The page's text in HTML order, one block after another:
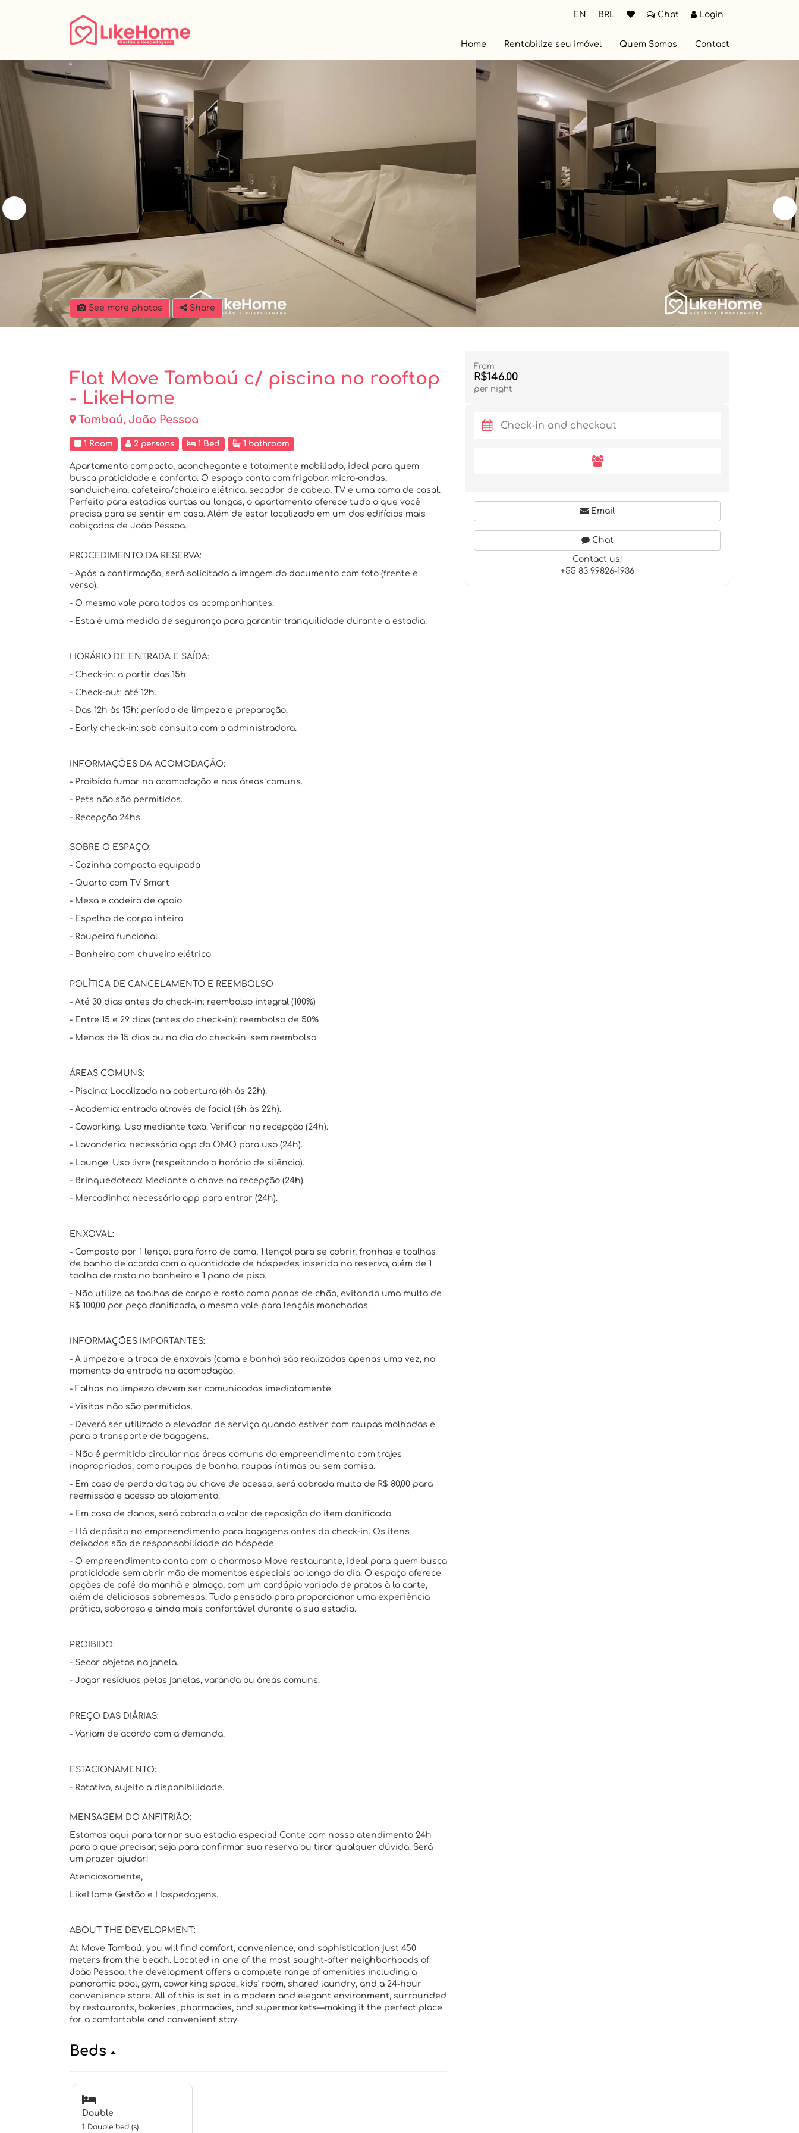
EN BRL Chat Login
Home Rentabilize seu imóvel Quem Somos Contact
See more photos Share
Flat Move Tambaú c/ piscina no rooftop
- LikeHome
Tambaú, João Pessoa
1 Room 2 persons 1 Bed 1 bathroom
Apartamento compacto, aconchegante e totalmente mobiliado, ideal para quem
busca praticidade e conforto. O espaço conta com frigobar, micro-ondas,
sanduicheira, cafeteira/chaleira elétrica, secador de cabelo, TV e uma cama de casal.
Perfeito para estadias curtas ou longas, o apartamento oferece tudo o que você
precisa para se sentir em casa. Além de estar localizado em um dos edifícios mais
cobiçados de João Pessoa.
PROCEDIMENTO DA RESERVA:
- Após a confirmação, será solicitada a imagem do documento com foto (frente e
verso).
- O mesmo vale para todos os acompanhantes.
- Esta é uma medida de segurança para garantir tranquilidade durante a estadia.
HORÁRIO DE ENTRADA E SAÍDA:
- Check-in: a partir das 15h.
- Check-out: até 12h.
- Das 12h às 15h: período de limpeza e preparação.
- Early check-in: sob consulta com a administradora.
INFORMAÇÕES DA ACOMODAÇÃO:
- Proibído fumar na acomodação e nas áreas comuns.
- Pets não são permitidos.
- Recepção 24hs.
SOBRE O ESPAÇO:
- Cozinha compacta equipada
- Quarto com TV Smart
- Mesa e cadeira de apoio
- Espelho de corpo inteiro
- Roupeiro funcional
- Banheiro com chuveiro elétrico
POLÍTICA DE CANCELAMENTO E REEMBOLSO
- Até 30 dias antes do check-in: reembolso integral (100%)
- Entre 15 e 29 dias (antes do check-in): reembolso de 50%
- Menos de 15 dias ou no dia do check-in: sem reembolso
ÁREAS COMUNS:
- Piscina: Localizada na cobertura (6h às 22h).
- Academia: entrada através de facial (6h às 22h).
- Coworking: Uso mediante taxa. Verificar na recepção (24h).
- Lavanderia: necessário app da OMO para uso (24h).
- Lounge: Uso livre (respeitando o horário de silêncio).
- Brinquedoteca: Mediante a chave na recepção (24h).
- Mercadinho: necessário app para entrar (24h).
ENXOVAL:
- Composto por 1 lençol para forro de cama, 1 lençol para se cobrir, fronhas e toalhas
de banho de acordo com a quantidade de hóspedes inserida na reserva, além de 1
toalha de rosto no banheiro e 1 pano de piso.
- Não utilize as toalhas de corpo e rosto como panos de chão, evitando uma multa de
R$ 100,00 por peça danificada, o mesmo vale para lençóis manchados.
INFORMAÇÕES IMPORTANTES:
- A limpeza e a troca de enxovais (cama e banho) são realizadas apenas uma vez, no
momento da entrada na acomodação.
- Falhas na limpeza devem ser comunicadas imediatamente.
- Visitas não são permitidas.
- Deverá ser utilizado o elevador de serviço quando estiver com roupas molhadas e
para o transporte de bagagens.
- Não é permitido circular nas áreas comuns do empreendimento com trajes
inapropriados, como roupas de banho, roupas íntimas ou sem camisa.
- Em caso de perda da tag ou chave de acesso, será cobrada multa de R$ 80,00 para
reemissão e acesso ao alojamento.
- Em caso de danos, será cobrado o valor de reposição do item danificado.
- Há depósito no empreendimento para bagagens antes do check-in. Os itens
deixados são de responsabilidade do hóspede.
- O empreendimento conta com o charmoso Move restaurante, ideal para quem busca
praticidade sem abrir mão de momentos especiais ao longo do dia. O espaço oferece
opções de café da manhã e almoço, com um cardápio variado de pratos à la carte,
além de deliciosas sobremesas. Tudo pensado para proporcionar uma experiência
prática, saborosa e ainda mais confortável durante a sua estadia.
PROIBIDO:
- Secar objetos na janela.
- Jogar resíduos pelas janelas, varanda ou áreas comuns.
PREÇO DAS DIÁRIAS:
- Variam de acordo com a demanda.
ESTACIONAMENTO:
- Rotativo, sujeito a disponibilidade.
MENSAGEM DO ANFITRIÃO:
Estamos aqui para tornar sua estadia especial! Conte com nosso atendimento 24h
para o que precisar, seja para confirmar sua reserva ou tirar qualquer dúvida. Será
um prazer ajudar!
Atenciosamente,
LikeHome Gestão e Hospedagens.
ABOUT THE DEVELOPMENT:
At Move Tambaú, you will find comfort, convenience, and sophistication just 450
meters from the beach. Located in one of the most sought-after neighborhoods of
João Pessoa, the development offers a complete range of amenities including a
panoramic pool, gym, coworking space, kids' room, shared laundry, and a 24-hour
convenience store. All of this is set in a modern and elegant environment, surrounded
by restaurants, bakeries, pharmacies, and supermarkets—making it the perfect place
for a comfortable and convenient stay.
Beds
Double
1 Double bed (s)
From
R$146.00
per night
Email
Chat
Contact us!
+55 83 99826-1936